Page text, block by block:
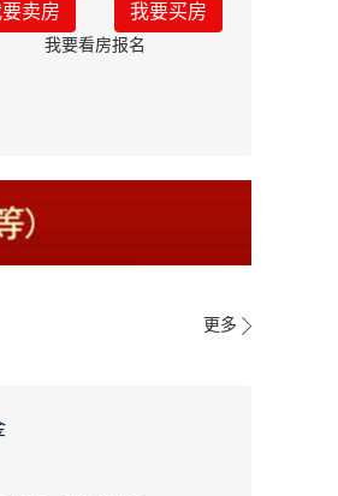
卖房 我要买房
我要看房报名
更多